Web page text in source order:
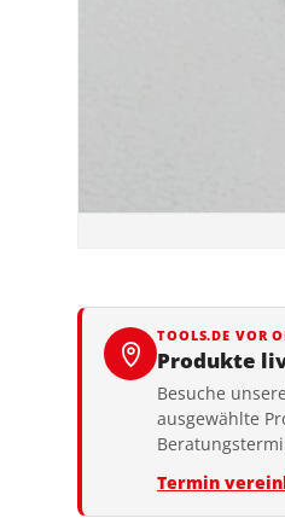
TOOLS.DE VOR
Produkte
Besuche
ausgewählte
Termin